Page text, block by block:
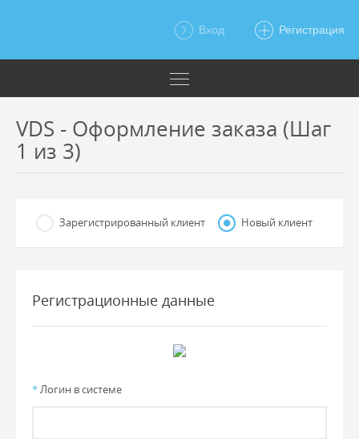
Вход Регистрация
VDS - Оформление заказа (Шаг
1 из 3)
Зарегистрированный клиент Новый клиент
Регистрационные данные
*Логин в системе